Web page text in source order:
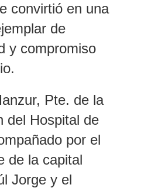
convirtió en una
de
y compromiso
Pte. de la
del Hospital de
por el
de la capital
Jorge y el